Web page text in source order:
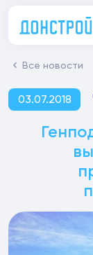
Все новости
03.07.2018